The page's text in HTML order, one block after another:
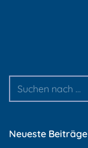
Neueste Beiträge